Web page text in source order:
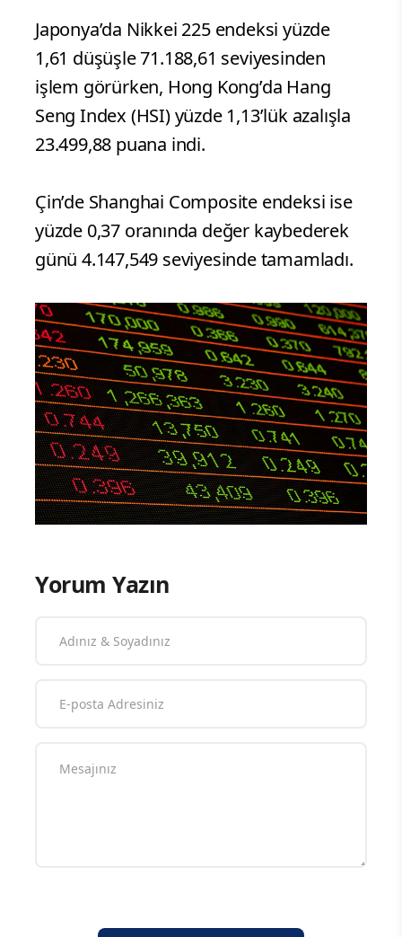
Japonya’da Nikkei 225 endeksi yüzde
1,61 düşüşle 71.188,61 seviyesinden
işlem görürken, Hong Kong’da Hang
Seng Index (HSI) yüzde 1,13’lük azalışla
23.499,88 puana indi.
Çin’de Shanghai Composite endeksi ise
yüzde 0,37 oranında değer kaybederek
günü 4.147,549 seviyesinde tamamladı.
Yorum Yazın